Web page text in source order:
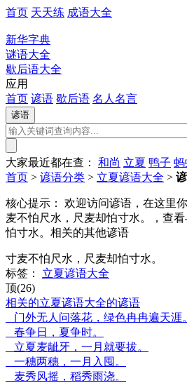
首页 天天练 成语大全
新华字典
谜语大全
歇后语大全
应用
首页 谚语 歇后语 名人名言
大家最近都在查： 和尚 立夏 鸭子 蚂
首页 > 谚语分类 > 立夏谚语大全 >
核心提示：
欢迎访问谚语，在这里
麦不怕尺水，尺麦却怕寸水。，查
怕寸水。相关的其他谚语
寸麦不怕尺水，尺麦却怕寸水。
标签：
立夏谚语大全
顶(26)
相关的立夏谚语大全的谚语
门外无人问落花，绿色冉冉遍天涯。
春争日，夏争时。
立夏麦龇牙，一月就要拔。
一穗两穗，一月入囤。
麦秀风摇，稻秀雨浇。